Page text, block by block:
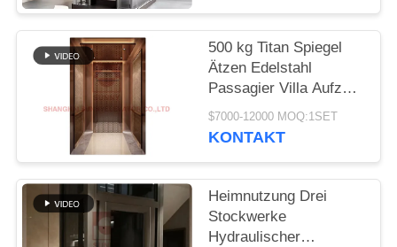
500 kg Titan Spiegel
Ätzen Edelstahl
Passagier Villa Aufzug
mit guter Qualität
$7000-12000 MOQ:1SET
KONTAKT
Heimnutzung Drei
Stockwerke
Hydraulischer